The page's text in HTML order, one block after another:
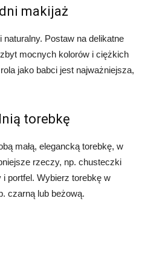
makijaż
Postaw na delikatne
mocnych kolorów i ciężkich
jako babci jest najważniejsza,
torebkę
małą, elegancką torebkę, w
rzeczy, np. chusteczki
portfel. Wybierz torebkę w
czarną lub beżową.